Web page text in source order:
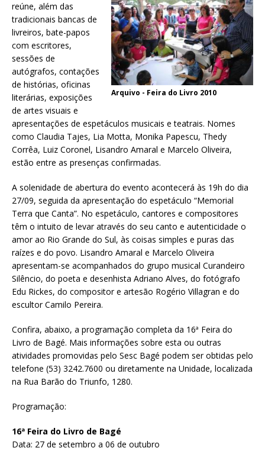
Arquivo - Feira do Livro 2010
reúne, além das
tradicionais bancas de
livreiros, bate-papos
com escritores,
sessões de
autógrafos, contações
de histórias, oficinas
literárias, exposições
de artes visuais e
apresentações de espetáculos musicais e teatrais. Nomes
como Claudia Tajes, Lia Motta, Monika Papescu, Thedy
Corrêa, Luiz Coronel, Lisandro Amaral e Marcelo Oliveira,
estão entre as presenças confirmadas.
A solenidade de abertura do evento acontecerá às 19h do dia
27/09, seguida da apresentação do espetáculo “Memorial
Terra que Canta”. No espetáculo, cantores e compositores
têm o intuito de levar através do seu canto e autenticidade o
amor ao Rio Grande do Sul, às coisas simples e puras das
raízes e do povo. Lisandro Amaral e Marcelo Oliveira
apresentam-se acompanhados do grupo musical Curandeiro
Silêncio, do poeta e desenhista Adriano Alves, do fotógrafo
Edu Rickes, do compositor e artesão Rogério Villagran e do
escultor Camilo Pereira.
Confira, abaixo, a programação completa da 16ª Feira do
Livro de Bagé. Mais informações sobre esta ou outras
atividades promovidas pelo Sesc Bagé podem ser obtidas pelo
telefone (53) 3242.7600 ou diretamente na Unidade, localizada
na Rua Barão do Triunfo, 1280.
Programação:
16ª Feira do Livro de Bagé
Data: 27 de setembro a 06 de outubro